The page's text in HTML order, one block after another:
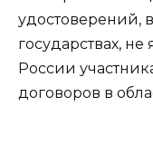
удостоверений,
государствах,
России
договоров в